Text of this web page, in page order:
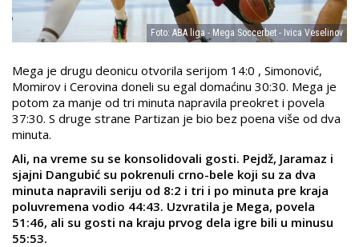
Foto: ABA liga - Mega Soccerbet - Ivica Veselinov
Mega je drugu deonicu otvorila serijom 14:0 , Simonović,
Momirov i Cerovina doneli su egal domaćinu 30:30. Mega je
potom za manje od tri minuta napravila preokret i povela
37:30. S druge strane Partizan je bio bez poena više od dva
minuta.
Ali, na vreme su se konsolidovali gosti. Pejdž, Jaramaz i
sjajni Dangubić su pokrenuli crno-bele koji su za dva
minuta napravili seriju od 8:2 i tri i po minuta pre kraja
poluvremena vodio 44:43. Uzvratila je Mega, povela
51:46, ali su gosti na kraju prvog dela igre bili u minusu
55:53.